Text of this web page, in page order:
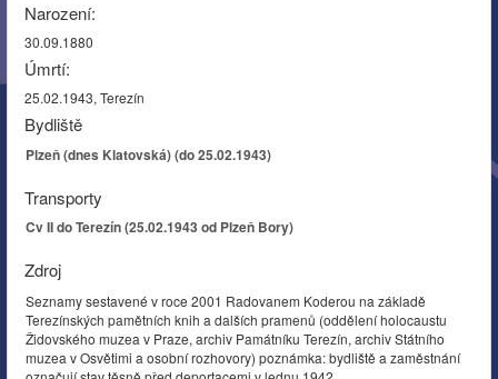
Narození:
30.09.1880
Úmrtí:
25.02.1943, Terezín
Bydliště
Plzeň (dnes Klatovská) (do 25.02.1943)
Transporty
Cv II do Terezín (25.02.1943 od Plzeň Bory)
Zdroj
Seznamy sestavené v roce 2001 Radovanem Koderou na základě
Terezínských pamětních knih a dalších pramenů (oddělení holocaustu
Židovského muzea v Praze, archiv Památníku Terezín, archiv Státního
muzea v Osvětimi a osobní rozhovory) poznámka: bydliště a zaměstnání